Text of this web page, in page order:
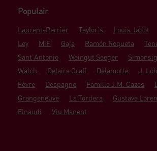
Populair
Laurent-Perrier Taylor's Louis Jadot
Ley
MiP Gaja Ramón Roqueta
Sant'Antonio
Weingut Seeger Simonsig
Walch
Delaire Graff Delamotte J.
Fèvre
Despagne Famille J.M. Cazes
Grangeneuve
La Tordera Gustave
Einaudi
Viu Manent